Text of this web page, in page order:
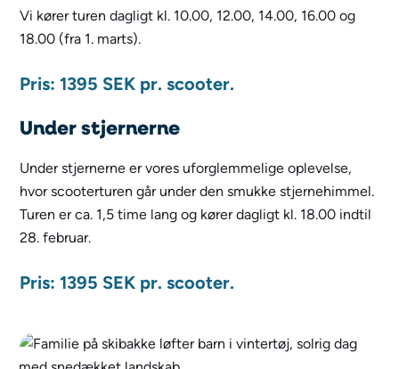
Vi kører turen dagligt kl. 10.00, 12.00, 14.00, 16.00 og
18.00 (fra 1. marts).
Pris: 1395 SEK pr. scooter.
Under stjernerne
Under stjernerne er vores uforglemmelige oplevelse,
hvor scooterturen går under den smukke stjernehimmel.
Turen er ca. 1,5 time lang og kører dagligt kl. 18.00 indtil
28. februar.
Pris: 1395 SEK pr. scooter.